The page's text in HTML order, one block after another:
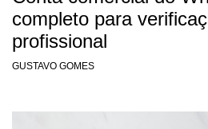
completo para
profissional
GUSTAVO GOMES